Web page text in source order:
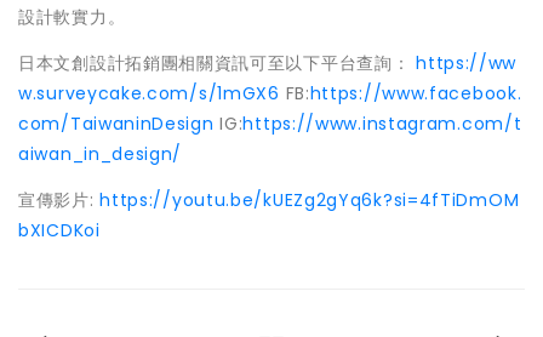
設計軟實力。
日本文創設計拓銷團相關資訊可至以下平台查詢：https://ww
w.surveycake.com/s/1mGX6 FB:https://www.facebook.
com/TaiwaninDesign IG:https://www.instagram.com/t
aiwan_in_design/
宣傳影片:https://youtu.be/kUEZg2gYq6k?si=4fTiDmOM
bXICDKoi